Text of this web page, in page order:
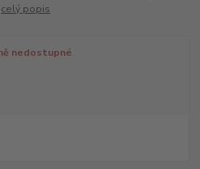
celý popis
nedostupné